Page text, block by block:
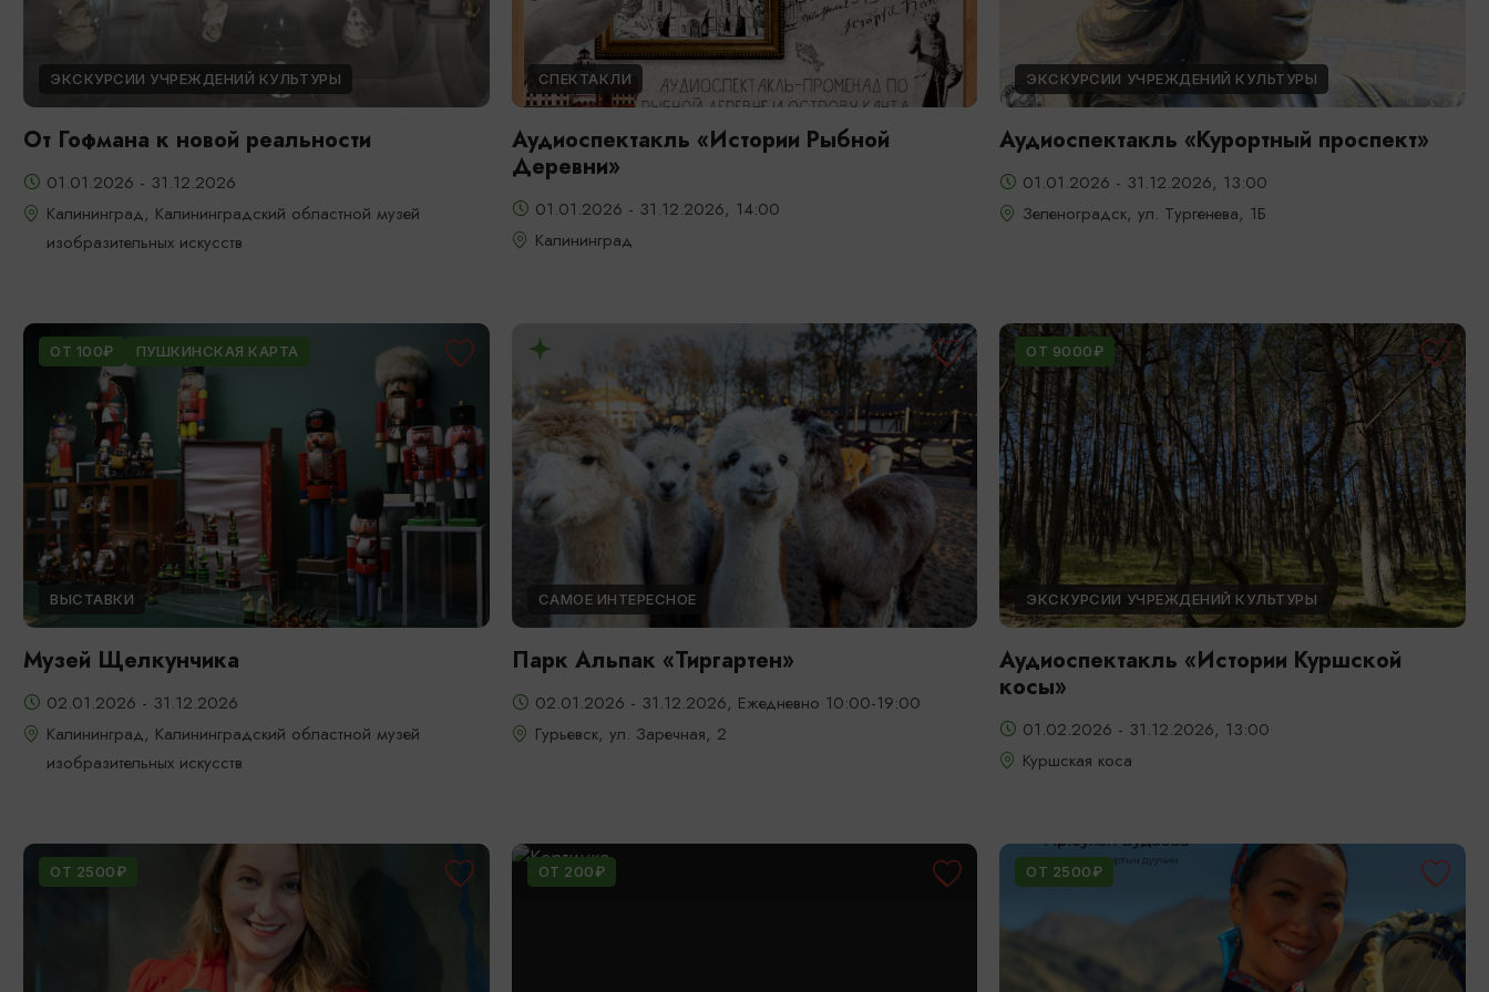
ЭКСКУРСИИ УЧРЕЖДЕНИЙ КУЛЬТУРЫ
От Гофмана к новой реальности
01.01.2026 - 31.12.2026
Калининград, Калининградский областной музей
изобразительных искусств
СПЕКТАКЛИ
Аудиоспектакль «Истории Рыбной
Деревни»
01.01.2026 - 31.12.2026, 14:00
Калининград
ЭКСКУРСИИ УЧРЕЖДЕНИЙ КУЛЬТУРЫ
Аудиоспектакль «Курортный проспект»
01.01.2026 - 31.12.2026, 13:00
Зеленоградск, ул. Тургенева, 1Б
ОТ 100₽ ПУШКИНСКАЯ КАРТА
ВЫСТАВКИ
Музей Щелкунчика
02.01.2026 - 31.12.2026
Калининград, Калининградский областной музей
изобразительных искусств
САМОЕ ИНТЕРЕСНОЕ
Парк Альпак «Тиргартен»
02.01.2026 - 31.12.2026, Ежедневно 10:00-19:00
Гурьевск, ул. Заречная, 2
ОТ 9000₽
ЭКСКУРСИИ УЧРЕЖДЕНИЙ КУЛЬТУРЫ
Аудиоспектакль «Истории Куршской
косы»
01.02.2026 - 31.12.2026, 13:00
Куршская коса
ОТ 2500₽ ОТ 200₽ ОТ 2500₽